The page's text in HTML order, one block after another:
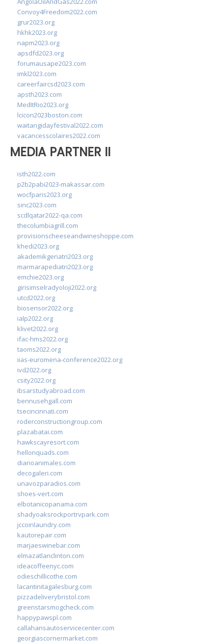
Convoy4Freedom2022.com
grur2023.org
hkhk2023.org
napm2023.org
apsdfd2023.org
forumausape2023.com
imkl2023.com
careerfaircsd2023.com
apsth2023.com
MedItRio2023.org
lcicon2023boston.com
waitangidayfestival2022.com
vacancesscolaires2022.com
MEDIA PARTNER II
isth2022.com
p2b2pabi2023-makassar.com
wocfparis2023.org
sinc2023.com
scdlqatar2022-qa.com
thecolumbiagrill.com
provisionscheeseandwineshoppe.com
khedi2023.org
akademikgeriatri2023.org
marmarapediatri2023.org
emchie2023.org
girisimselradyoloji2022.org
utcd2022.org
biosensor2022.org
ialp2022.org
klivet2022.org
ifac-hms2022.org
taoms2022.org
iias-euromena-conference2022.org
ivd2022.org
csity2022.org
ibsarstudyabroad.com
bennusehgall.com
tsecincinnati.com
roderconstructiongroup.com
plazabatai.com
hawkscayresort.com
hellonquads.com
diarioanimales.com
decogaleri.com
unavozparadios.com
shoes-vert.com
elbotanicopanama.com
shadyoaksrockportrvpark.com
jccoinlaundry.com
kautorepair.com
marjaeswinebar.com
elmazatlanclinton.com
ideacoffeenyc.com
odieschillicothe.com
lacantinitagalesburg.com
pizzadeliverybristol.com
greenstarsmogcheck.com
happypawspl.com
callahansautoservicecenter.com
georgiascornermarket.com